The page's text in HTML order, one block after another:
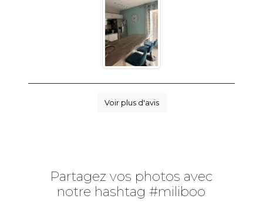
Voir plus d'avis
Partagez vos photos avec
notre hashtag #miliboo